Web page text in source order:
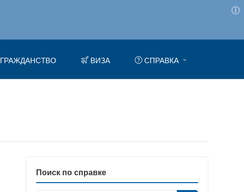
ГРАЖДАНСТВО ВИЗА СПРАВКА
Поиск по справке